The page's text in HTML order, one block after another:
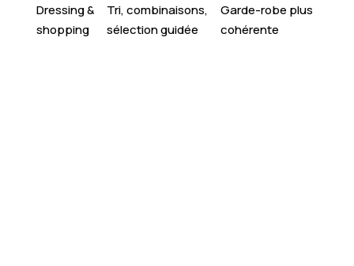
Dressing &
shopping
Tri, combinaisons,
sélection guidée
Garde-robe plus
cohérente